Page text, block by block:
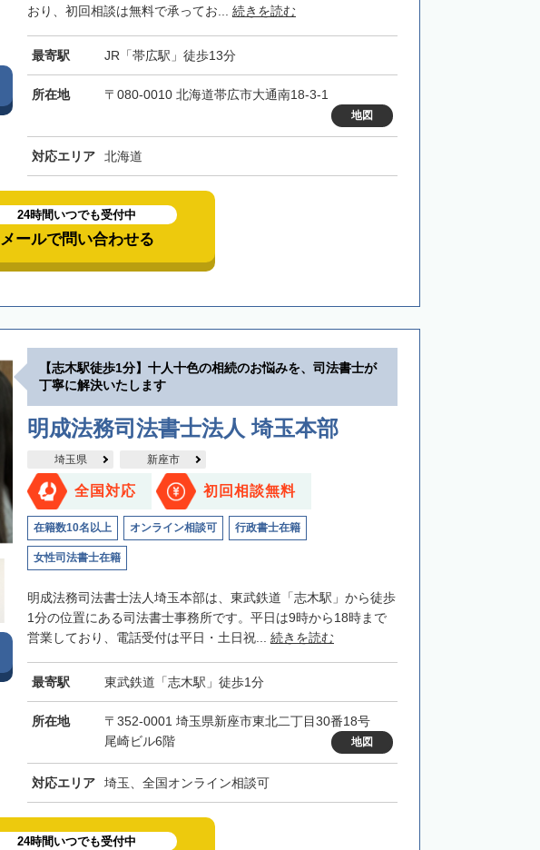
おり、初回相談は無料で承ってお... 続きを読む
最寄駅 JR「帯広駅」徒歩13分
所在地 〒080-0010 北海道帯広市大通南18-3-1
地図
対応エリア 北海道
24時間いつでも受付中
メールで問い合わせる
【志木駅徒歩1分】十人十色の相続のお悩みを、司法書士が
丁寧に解決いたします
明成法務司法書士法人 埼玉本部
埼玉県 新座市
全国対応 初回相談無料
在籍数10名以上 オンライン相談可 行政書士在籍
女性司法書士在籍
明成法務司法書士法人埼玉本部は、東武鉄道「志木駅」から徒歩
1分の位置にある司法書士事務所です。平日は9時から18時まで
営業しており、電話受付は平日・土日祝... 続きを読む
最寄駅 東武鉄道「志木駅」徒歩1分
所在地
〒352-0001 埼玉県新座市東北二丁目30番18号
尾崎ビル6階
地図
対応エリア 埼玉、全国オンライン相談可
24時間いつでも受付中